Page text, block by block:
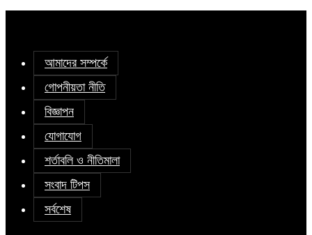
আমাদের সম্পর্কে
গোপনীয়তা নীতি
বিজ্ঞাপন
যোগাযোগ
শর্তাবলি ও নীতিমালা
সংবাদ টিপস
সর্বশেষ